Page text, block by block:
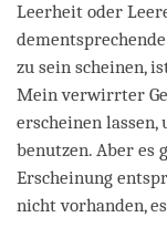
Leerheit oder
zu sein scheinen,
Mein verwirrter
erscheinen
benutzen. Aber es
Erscheinung
nicht vorhanden,